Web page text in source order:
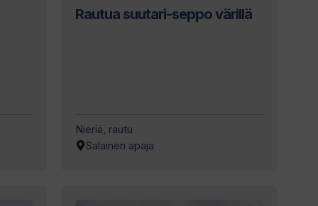
Rautua suutari-seppo värillä
Nieriä, rautu
Salainen apaja